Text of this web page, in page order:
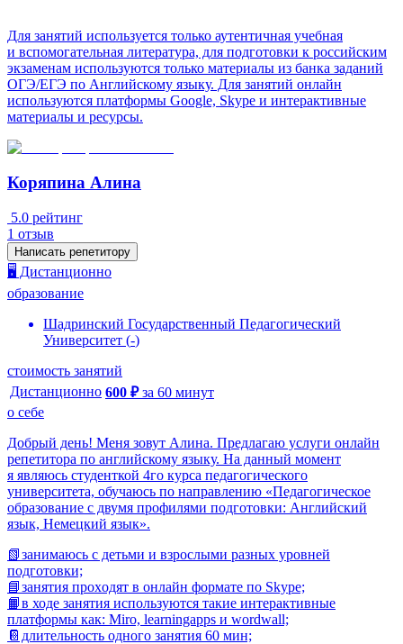
Для занятий используется только аутентичная учебная
и вспомогательная литература, для подготовки к российским
экзаменам используются только материалы из банка заданий
ОГЭ/ЕГЭ по Английскому языку. Для занятий онлайн
используются платформы Google, Skype и интерактивные
материалы и ресурсы.
Коряпина Алина
5.0 рейтинг
1 отзыв
Написать репетитору
🖥️ Дистанционно
образование
Шадринский Государственный Педагогический
Университет (-)
стоимость занятий
Дистанционно 600 ₽ за 60 минут
о себе
Добpый день! Mеня зовут Алина. Предлагаю услуги онлайн
репетитора по английскому языку. На данный момент
я являюсь студенткой 4го курса педагогического
университета, обучаюсь по направлению «Педагогическое
образование с двумя профилями подготовки: Английский
язык, Немецкий язык».
📗зaнимаюсь с дeтьми и взрослыми pазных уpoвнeй
подготовки;
📘зaнятия пpoхoдят в онлaйн формате по Skype;
📙в ходе занятия используются такие интерактивные
платформы как: Miro, learningapps и wordwall;
📔длительность одного занятия 60 мин;